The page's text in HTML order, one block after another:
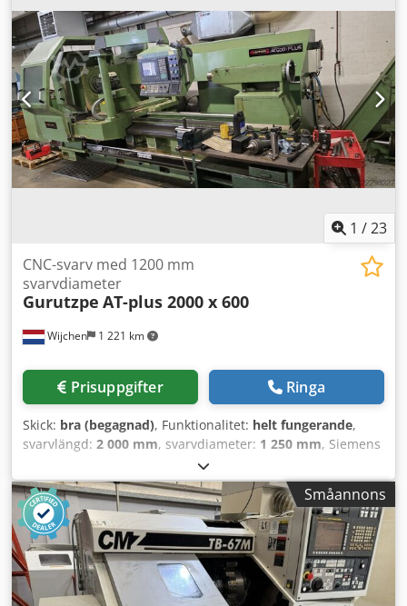
1 /23
Wijchen 1 221 km
CNC-svarv med 1200 mm
svarvdiameter
Gurutzpe AT-plus 2000 x 600
Prisuppgifter Ringa
Skick: bra (begagnad), Funktionalitet: helt fungerande,
svarvlängd: 2 000 mm, svarvdiameter: 1 250 mm, Siemens
Sinumerik 840D avstånd mellan centren 2000 mm
svarvdiameter ovanför bädden 1200 mm genomgående hål
110 mm spåntransportör tillverkningsår 1998 automatiskt
verktygsbyte med 4 positioner 2 x fasta chuckar 1 x
medföljande chuck 3-backschuck 500 mm eventuellt kan
det diskuteras att byta till en 4-backschuck på 1000 mm
diverse tillbehör total effekt 40 kW Cedozkt A Dopfx Ailjrf
mått (längd x bredd x höjd): 5800 x 2450 x 2250 mm
Småannons